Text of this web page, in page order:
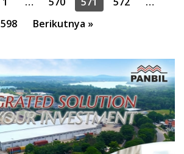
1 … 570 571 572
…
598
Berikutnya »